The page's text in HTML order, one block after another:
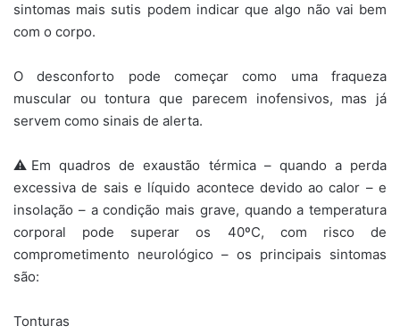
sintomas mais sutis podem indicar que algo não vai bem
com o corpo.
O desconforto pode começar como uma fraqueza
muscular ou tontura que parecem inofensivos, mas já
servem como sinais de alerta.
⚠️Em quadros de exaustão térmica – quando a perda
excessiva de sais e líquido acontece devido ao calor – e
insolação – a condição mais grave, quando a temperatura
corporal pode superar os 40ºC, com risco de
comprometimento neurológico – os principais sintomas
são:
Tonturas